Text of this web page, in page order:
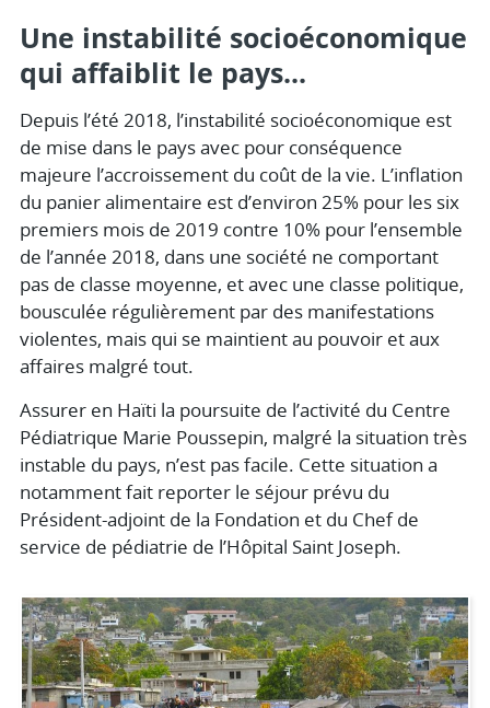
Une instabilité socioéconomique
qui affaiblit le pays...
Depuis l’été 2018, l’instabilité socioéconomique est
de mise dans le pays avec pour conséquence
majeure l’accroissement du coût de la vie. L’inflation
du panier alimentaire est d’environ 25% pour les six
premiers mois de 2019 contre 10% pour l’ensemble
de l’année 2018, dans une société ne comportant
pas de classe moyenne, et avec une classe politique,
bousculée régulièrement par des manifestations
violentes, mais qui se maintient au pouvoir et aux
affaires malgré tout.
Assurer en Haïti la poursuite de l’activité du Centre
Pédiatrique Marie Poussepin, malgré la situation très
instable du pays, n’est pas facile. Cette situation a
notamment fait reporter le séjour prévu du
Président-adjoint de la Fondation et du Chef de
service de pédiatrie de l’Hôpital Saint Joseph.